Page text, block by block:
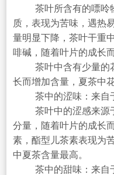
茶叶所含有的嘌呤
质，表现为苦味，遇热
量明显下降，茶叶干重
啡碱，随着叶片的成长而
茶叶中含有少量的
长而增加含量，夏茶中
茶中的涩味：来自
茶叶中的涩感来源
分量，随着叶片的成长
素，酯型儿茶素表现为
中夏茶含量最高。
茶中的甜味：来自